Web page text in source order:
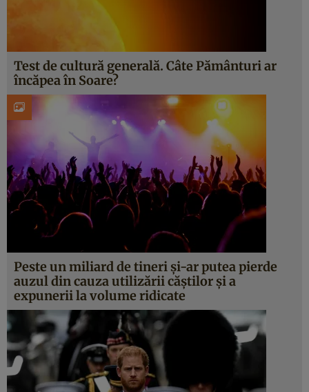
Test de cultură generală. Câte Pământuri ar
încăpea în Soare?
Peste un miliard de tineri și-ar putea pierde
auzul din cauza utilizării căștilor și a
expunerii la volume ridicate